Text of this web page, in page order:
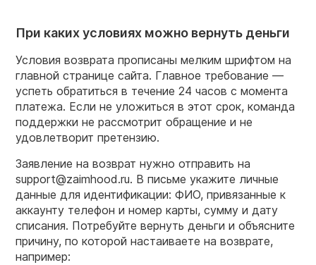
При каких условиях можно вернуть деньги
Условия возврата прописаны мелким шрифтом на
главной странице сайта. Главное требование —
успеть обратиться в течение 24 часов с момента
платежа. Если не уложиться в этот срок, команда
поддержки не рассмотрит обращение и не
удовлетворит претензию.
Заявление на возврат нужно отправить на
support@zaimhood.ru. В письме укажите личные
данные для идентификации: ФИО, привязанные к
аккаунту телефон и номер карты, сумму и дату
списания. Потребуйте вернуть деньги и объясните
причину, по которой настаиваете на возврате,
например: